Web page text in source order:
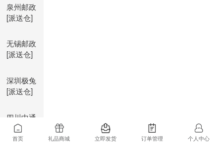
泉州邮政
[派送仓]
无锡邮政
[派送仓]
深圳极兔
[派送仓]
四川中通
[派送仓]
首页 礼品商城 立即发货 订单管理 个人中心